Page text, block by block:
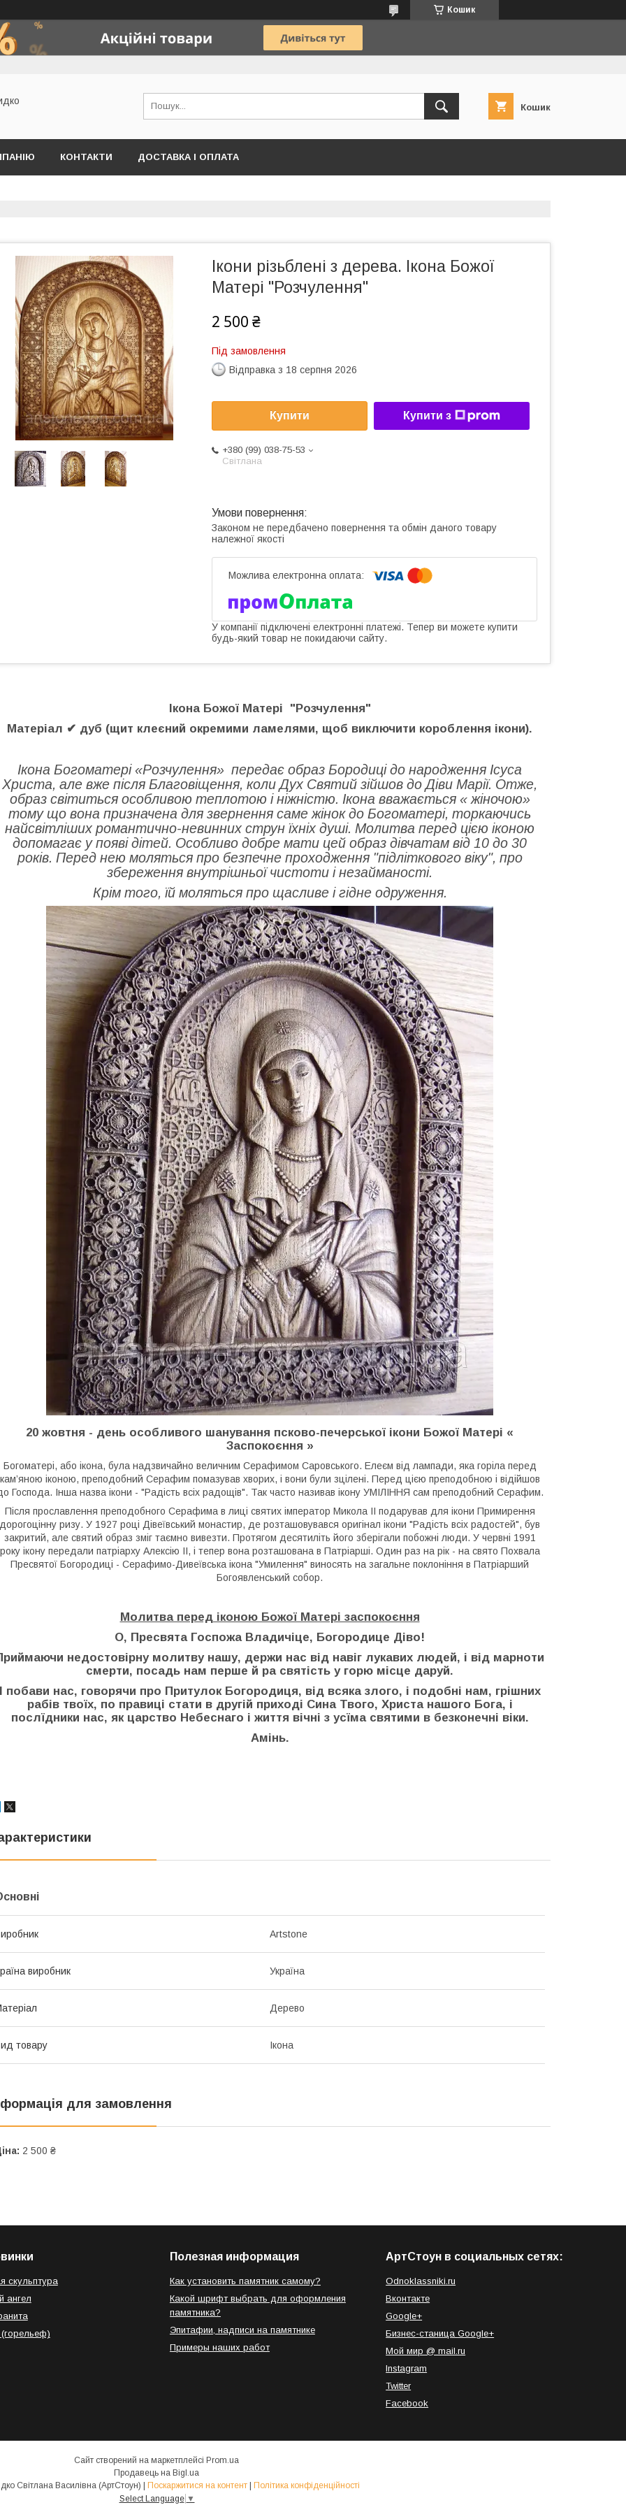
Кошик
Кошик
КОНТАКТИ ДОСТАВКА І ОПЛАТА
Ікони різьблені з дерева. Ікона Божої
Матері "Розчулення"
2 500 ₴
Під замовлення
Відправка з 18 серпня 2026
Купити Купити з
+380 (99) 038-75-53
Світлана
Законом не передбачено повернення та обмін даного товару
належної якості
У компанії підключені електронні платежі. Тепер ви можете купити
будь-який товар не покидаючи сайту.
Ікона Божої Матері "Розчулення"
Матеріал ✔ дуб (щит клеєний окремими ламелями, щоб виключити короблення ікони).
Ікона Богоматері «Розчулення» передає образ Бородиці до народження Ісуса
Христа, але вже після Благовіщення, коли Дух Святий зійшов до Діви Марії. Отже,
образ світиться особливою теплотою і ніжністю. Ікона вважається « жіночою»
тому що вона призначена для звернення саме жінок до Богоматері, торкаючись
найсвітліших романтично-невинних струн їхніх душі. Молитва перед цією іконою
допомагає у появі дітей. Особливо добре мати цей образ дівчатам від 10 до 30
років. Перед нею моляться про безпечне проходження "підліткового віку", про
збереження внутрішньої чистоти і незайманості.
Крім того, їй моляться про щасливе і гідне одруження.
20 жовтня - день особливого шанування псково-печерської ікони Божої Матері «
Заспокоєння »
Богоматері, або ікона, була надзвичайно величним Серафимом Саровського. Елеєм від лампади, яка горіла перед
кам’яною іконою, преподобний Серафим помазував хворих, і вони були зцілені. Перед цією преподобною і відійшов
Господа. Інша назва ікони - "Радість всіх радощів". Так часто називав ікону УМІЛІННЯ сам преподобний Серафим.
Після прославлення преподобного Серафима в лиці святих імператор Микола II подарував для ікони Примирення
дорогоцінну ризу. У 1927 році Дівеївський монастир, де розташовувався оригінал ікони "Радість всіх радостей", був
закритий, але святий образ зміг таємно вивезти. Протягом десятиліть його зберігали побожні люди. У червні 1991
року ікону передали патріарху Алексію II, і тепер вона розташована в Патріарші. Один раз на рік - на свято Похвала
Пресвятої Богородиці - Серафимо-Дивеївська ікона "Умилення" виносять на загальне поклоніння в Патріарший
Богоявленський собор.
Молитва перед іконою Божої Матері заспокоєння
О, Пресвята Госпожа Владичіце, Богородице Діво!
недостовірну молитву нашу, держи нас від навіг лукавих людей, і від марноти
смерти, посадь нам перше й ра святість у горю місце даруй.
побави нас, говорячи про Притулок Богородиця, від всяка злого, і подобні нам, грішних
рабів твоїх, по правиці стати в другій приході Сина Твого, Христа нашого Бога, і
послїдники нас, як царство Небеснаго і життя вічні з усїма святими в безконечні віки.
Амінь.
Artstone
виробник Україна
Дерево
товару Ікона
для замовлення
2 500 ₴
скульптура
ангел
Полезная информация
Как установить памятник самому?
Какой шрифт выбрать для оформления
памятника?
Эпитафии, надписи на памятнике
Примеры наших работ
АртСтоун в социальных сетях:
Odnoklassniki.ru
Вконтакте
Google+
Бизнес-станица Google+
Мой мир @ mail.ru
Instagram
Twitter
Facebook
Сайт створений на маркетплейсі Prom.ua
Продавець на Bigl.ua
Поскаржитися на контент
Політика конфіденційності
Select Language ▼